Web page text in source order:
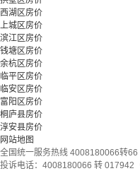
西湖区房价
上城区房价
滨江区房价
钱塘区房价
余杭区房价
临平区房价
临安区房价
富阳区房价
桐庐县房价
淳安县房价
网站地图
全国统一服务热线 4008180066转66 |
投诉电话：4008180066 转 017942